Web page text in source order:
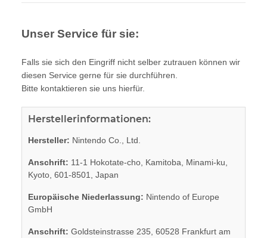
Unser Service für sie:
Falls sie sich den Eingriff nicht selber zutrauen können wir
diesen Service gerne für sie durchführen.
Bitte kontaktieren sie uns hierfür.
Herstellerinformationen:
Hersteller: Nintendo Co., Ltd.
Anschrift: 11-1 Hokotate-cho, Kamitoba, Minami-ku,
Kyoto, 601-8501, Japan
Europäische Niederlassung: Nintendo of Europe
GmbH
Anschrift: Goldsteinstrasse 235, 60528 Frankfurt am